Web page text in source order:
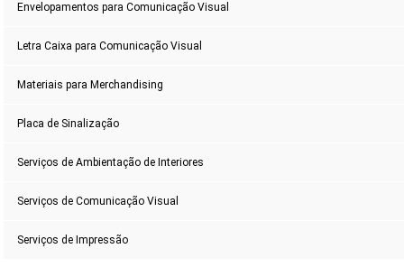
Envelopamentos para Comunicação Visual
Letra Caixa para Comunicação Visual
Materiais para Merchandising
Placa de Sinalização
Serviços de Ambientação de Interiores
Serviços de Comunicação Visual
Serviços de Impressão